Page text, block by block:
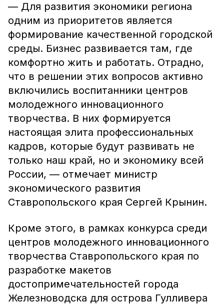
— Для развития экономики региона
одним из приоритетов является
формирование качественной городской
среды. Бизнес развивается там, где
комфортно жить и работать. Отрадно,
что в решении этих вопросов активно
включились воспитанники центров
молодежного инновационного
творчества. В них формируется
настоящая элита профессиональных
кадров, которые будут развивать не
только наш край, но и экономику всей
России, — отмечает министр
экономического развития
Ставропольского края Сергей Крынин.
Кроме этого, в рамках конкурса среди
центров молодежного инновационного
творчества Ставропольского края по
разработке макетов
достопримечательностей города
Железноводска для острова Гулливера